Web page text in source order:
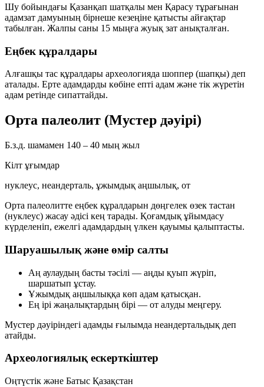
Шу бойындағы Қазанқап шатқалы мен Қарасу тұрағынан
адамзат дамуының бірнеше кезеңіне қатысты айғақтар
табылған. Жалпы саны 15 мыңға жуық зат анықталған.
Еңбек құралдары
Алғашқы тас құралдары археологияда шоппер (шапқы) деп
аталады. Ерте адамдарды көбіне епті адам және тік жүретін
адам ретінде сипаттайды.
Орта палеолит (Мустер дәуірі)
Б.з.д. шамамен 140 – 40 мың жыл
Кілт ұғымдар
нуклеус, неандерталь, ұжымдық аңшылық, от
Орта палеолитте еңбек құралдарын дөңгелек өзек тастан
(нуклеус) жасау әдісі кең тарады. Қоғамдық ұйымдасу
күрделеніп, ежелгі адамдардың үлкен қауымы қалыптасты.
Шаруашылық және өмір салты
Аң аулаудың басты тәсілі — аңды қуып жүріп,
шаршатып ұстау.
Ұжымдық аңшылыққа көп адам қатысқан.
Ең ірі жаңалықтардың бірі — от алуды меңгеру.
Мустер дәуіріндегі адамды ғылымда неандертальдық деп
атайды.
Археологиялық ескерткіштер
Оңтүстік және Батыс Қазақстан